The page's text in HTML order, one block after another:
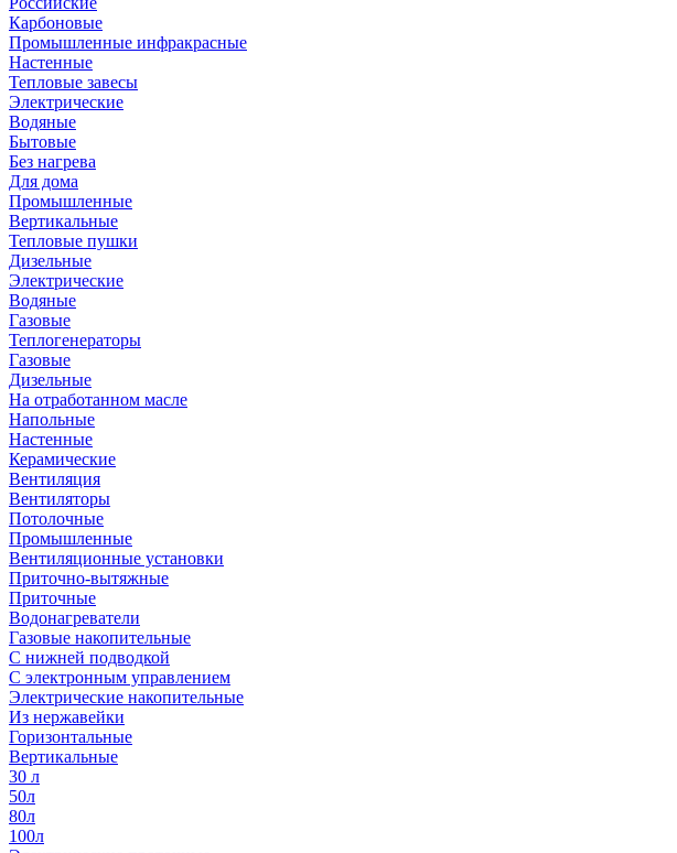
Карбоновые
Промышленные инфракрасные
Настенные
Тепловые завесы
Электрические
Водяные
Бытовые
Без нагрева
Для дома
Промышленные
Вертикальные
Тепловые пушки
Дизельные
Электрические
Водяные
Газовые
Теплогенераторы
Газовые
Дизельные
На отработанном масле
Напольные
Настенные
Керамические
Вентиляция
Вентиляторы
Потолочные
Промышленные
Вентиляционные установки
Приточно-вытяжные
Приточные
Водонагреватели
Газовые накопительные
С нижней подводкой
С электронным управлением
Электрические накопительные
Из нержавейки
Горизонтальные
Вертикальные
30 л
50л
80л
100л